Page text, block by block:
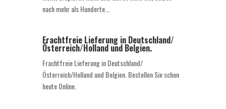
nach mehr als Hunderte...
Frachtfreie Lieferung in Deutschland/
Österreich/Holland und Belgien.
Frachtfreie Lieferung in Deutschland/
Österreich/Holland und Belgien. Bestellen Sie schon
heute Online.